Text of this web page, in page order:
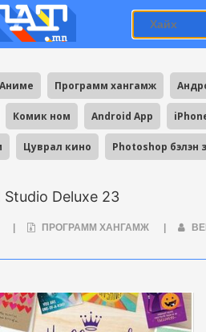
Аниме Программ хангамж
Комик ном Android App
Цуврал кино Photoshop бэлэн
Studio Deluxe 23
ПРОГРАММ ХАНГАМЖ